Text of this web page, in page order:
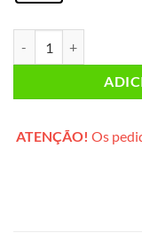
ATENÇÃO! Os